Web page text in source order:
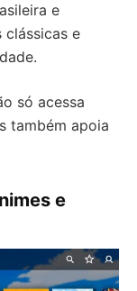
e
clássicas e
só acessa
também apoia
e